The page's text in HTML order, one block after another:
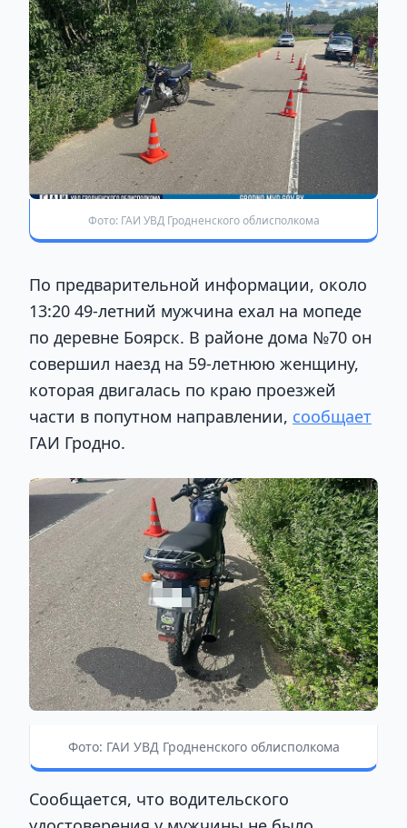
Фото: ГАИ УВД Гродненского облисполкома
По предварительной информации, около
13:20 49-летний мужчина ехал на мопеде
по деревне Боярск. В районе дома №70 он
совершил наезд на 59-летнюю женщину,
которая двигалась по краю проезжей
части в попутном направлении, сообщает
ГАИ Гродно.
Фото: ГАИ УВД Гродненского облисполкома
Сообщается, что водительского